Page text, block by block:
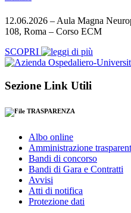
12.06.2026 – Aula Magna
108, Roma – Corso ECM
SCOPRI
Sezione Link Utili
TRASPARENZA
Albo online
Amministrazione
Bandi di concorso
Bandi di Gara e Contratti
Avvisi
Atti di notifica
Protezione dati